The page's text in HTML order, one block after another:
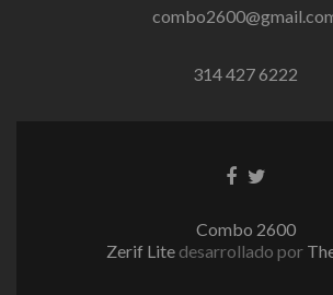
314 427 6222
EnlaceEnlace
Combo 2600
Zerif Lite desarrollado por